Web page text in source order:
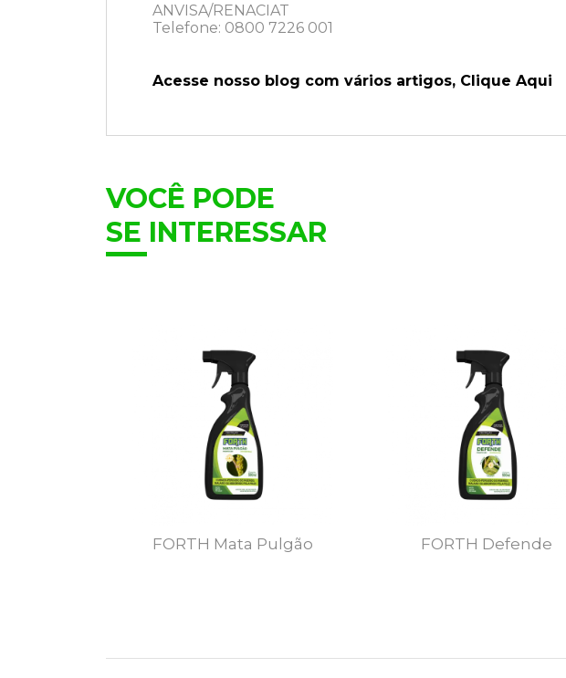
ANVISA/RENACIAT
Telefone: 0800 7226 001
Acesse nosso blog com vários artigos, Clique Aqui
VOCÊ PODE
SE INTERESSAR
FORTH Mata Pulgão FORTH Defende